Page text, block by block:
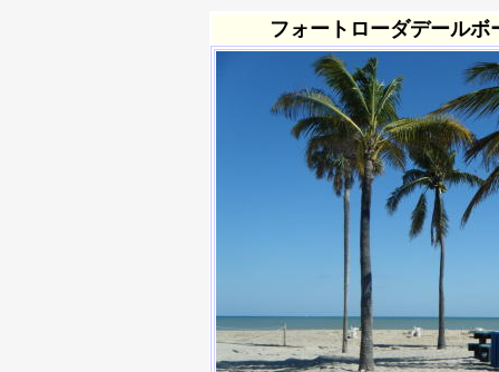
フォートローダデールボ